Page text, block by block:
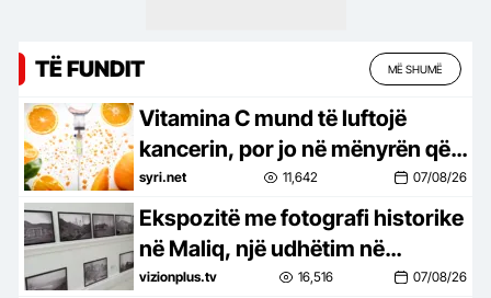
TË FUNDIT MË SHUMË
Vitamina C mund të luftojë
kancerin, por jo në mënyrën që
shkencëtarët mendonin dikur
syri.net 11,642 07/08/26
Ekspozitë me fotografi historike
në Maliq, një udhëtim në
kujtesën e Luftës Italo-Greke
vizionplus.tv 16,516 07/08/26